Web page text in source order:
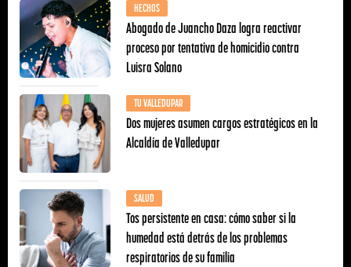
HECHOS
Abogado de Juancho Daza logra reactivar
proceso por tentativa de homicidio contra
Luisra Solano
TU VALLEDUPAR
Dos mujeres asumen cargos estratégicos en la
Alcaldía de Valledupar
SALUD
Tos persistente en casa: cómo saber si la
humedad está detrás de los problemas
respiratorios de su familia